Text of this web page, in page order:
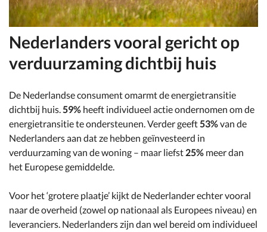
Nederlanders vooral gericht op
verduurzaming dichtbij huis
De Nederlandse consument omarmt de energietransitie
dichtbij huis.59% heeft individueel actie ondernomen om de
energietransitie te ondersteunen. Verder geeft53%van de
Nederlanders aan dat ze hebben geïnvesteerd in
verduurzaming van de woning – maar liefst 25% meer dan
het Europese gemiddelde.
Voor het ‘grotere plaatje’ kijkt de Nederlander echter vooral
naar de overheid (zowel op nationaal als Europees niveau) en
leveranciers. Nederlanders zijn dan wel bereid om individueel